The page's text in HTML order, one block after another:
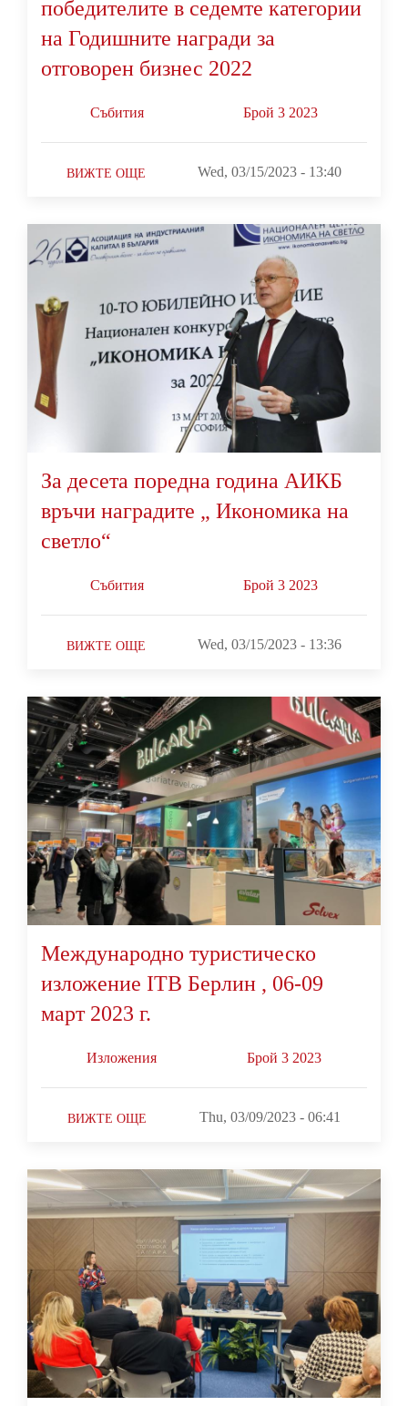
победителите в седемте категории
на Годишните награди за
отговорен бизнес 2022
Събития Брой 3 2023
ВИЖТЕ ОЩЕ Wed, 03/15/2023 - 13:40
За десета поредна година АИКБ
връчи наградите „ Икономика на
светло“
Събития Брой 3 2023
ВИЖТЕ ОЩЕ Wed, 03/15/2023 - 13:36
Международнo туристическо
изложение ITB Берлин , 06-09
март 2023 г.
Изложения Брой 3 2023
ВИЖТЕ ОЩЕ Thu, 03/09/2023 - 06:41